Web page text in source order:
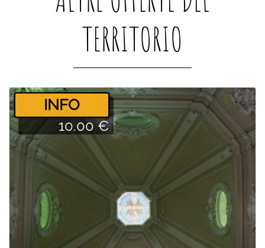
TERRITORIO
­INFO
10.00 €